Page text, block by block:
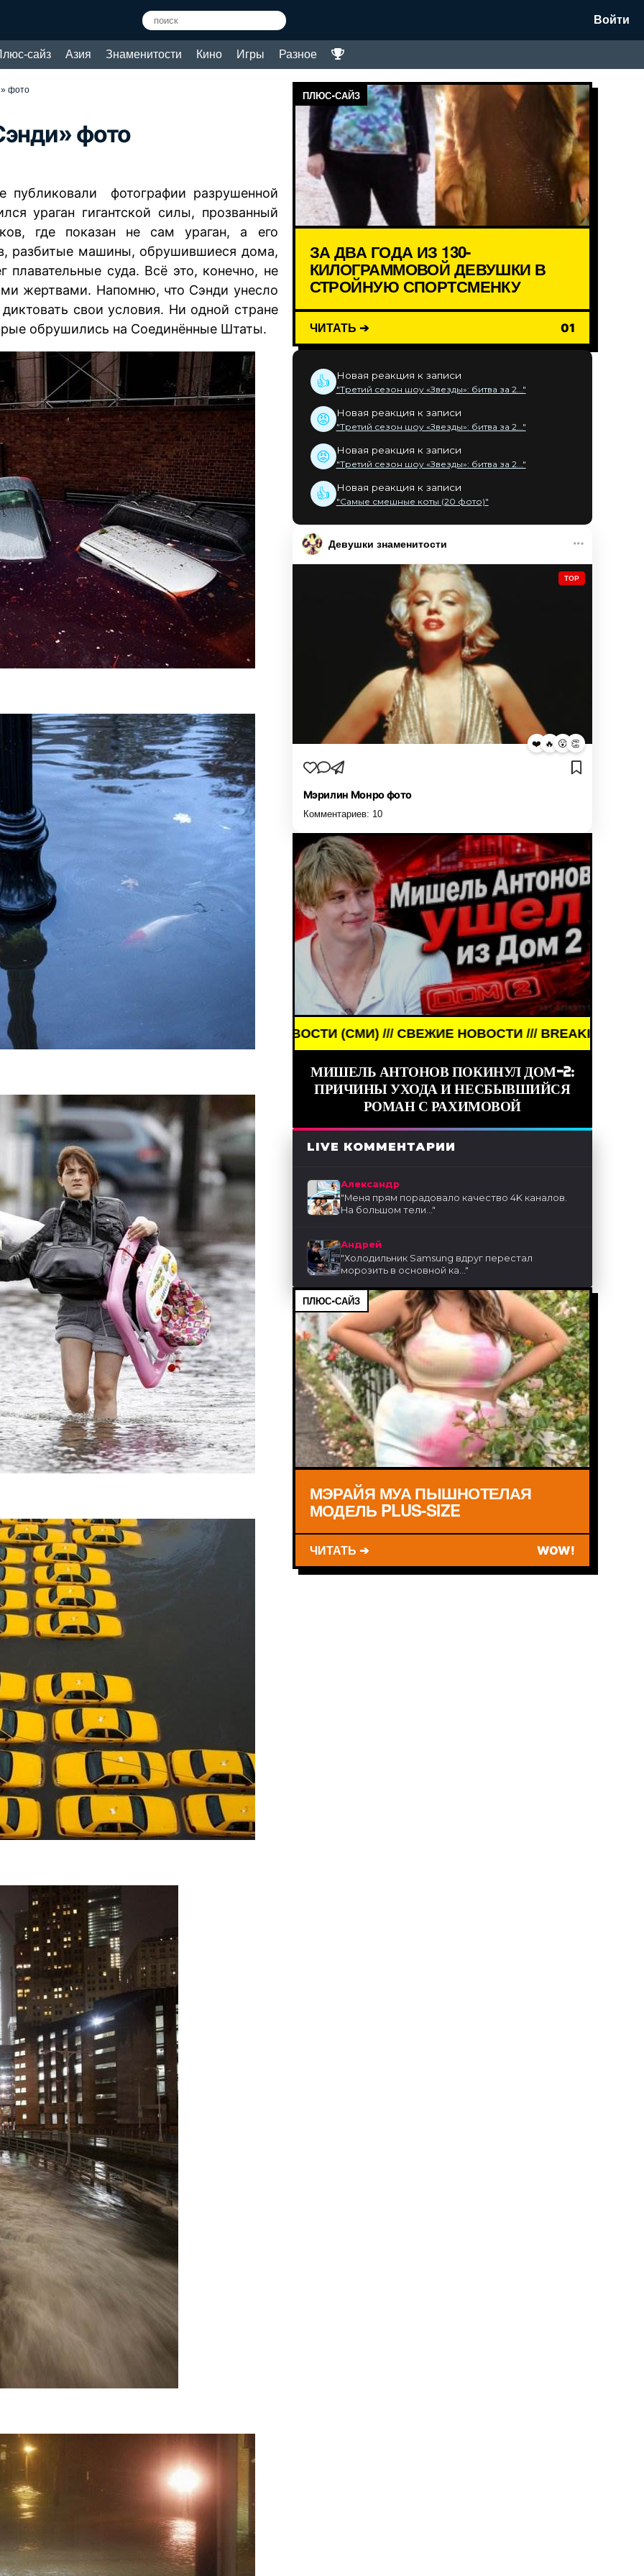
Войти
сайз Азия Знаменитости Кино Игры Разное
фото
фото
фотографии разрушенной
ураган гигантской силы, прозванный
где показан не сам ураган, а его
разбитые машины, обрушившиеся дома,
суда. Всё это, конечно, не
жертвами. Напомню, что Сэнди унесло
свои условия. Ни одной стране
обрушились на Соединённые Штаты.
ПЛЮС-САЙЗ
ЗА ДВА ГОДА ИЗ 130-
КИЛОГРАММОВОЙ ДЕВУШКИ В
СТРОЙНУЮ СПОРТСМЕНКУ
ЧИТАТЬ ➔ 01
👍 Новая реакция к записи
"Третий сезон шоу «Звезды»: битва за 2..."
😡 Новая реакция к записи
"Третий сезон шоу «Звезды»: битва за 2..."
😡 Новая реакция к записи
"Третий сезон шоу «Звезды»: битва за 2..."
👍 Новая реакция к записи
"Самые смешные коты (20 фото)"
Девушки знаменитости
TOP
❤️ 🔥 😮 👏
Мэрилин Монро фото
Комментариев: 10
NEWS /// НОВОСТИ (СМИ) /// СВЕЖИЕ НОВОСТИ /// BREAKING NEWS /// НОВОСТИ (СМИ) ///
МИШЕЛЬ АНТОНОВ ПОКИНУЛ ДОМ-2:
ПРИЧИНЫ УХОДА И НЕСБЫВШИЙСЯ
РОМАН С РАХИМОВОЙ
LIVE КОММЕНТАРИИ
Александр
"Меня прям порадовало качество 4K каналов.
На большом тели..."
Андрей
"Холодильник Samsung вдруг перестал
морозить в основной ка..."
ПЛЮС-САЙЗ
МЭРАЙЯ МУА ПЫШНОТЕЛАЯ
МОДЕЛЬ PLUS-SIZE
ЧИТАТЬ ➔ WOW!